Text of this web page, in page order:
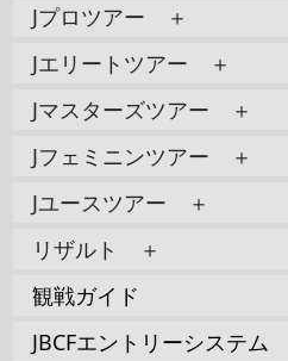
Jプロツアー ＋
Jエリートツアー ＋
Jマスターズツアー ＋
Jフェミニンツアー ＋
Jユースツアー ＋
リザルト ＋
観戦ガイド
JBCFエントリーシステム